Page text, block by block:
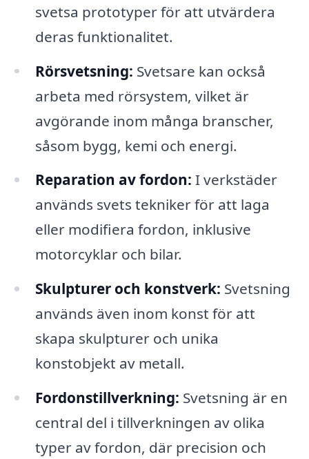
svetsa prototyper för att utvärdera
deras funktionalitet.
Rörsvetsning: Svetsare kan också
arbeta med rörsystem, vilket är
avgörande inom många branscher,
såsom bygg, kemi och energi.
Reparation av fordon: I verkstäder
används svets tekniker för att laga
eller modifiera fordon, inklusive
motorcyklar och bilar.
Skulpturer och konstverk: Svetsning
används även inom konst för att
skapa skulpturer och unika
konstobjekt av metall.
Fordonstillverkning: Svetsning är en
central del i tillverkningen av olika
typer av fordon, där precision och